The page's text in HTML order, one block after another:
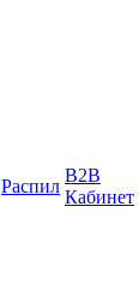
Распил
B2B
Кабинет